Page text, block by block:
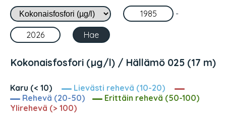
-
Kokonaisfosfori (µg/l) / Hällämö 025 (17 m)
Karu (< 10)
Lievästi rehevä (10-20)
Rehevä (20-50)
Erittäin rehevä (50-100)
Ylirehevä (> 100)